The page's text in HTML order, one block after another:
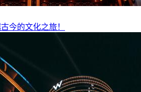
今的文化之旅！